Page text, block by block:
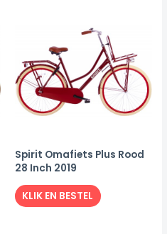
Spirit Omafiets Plus Rood
28 Inch 2019
KLIK EN BESTEL